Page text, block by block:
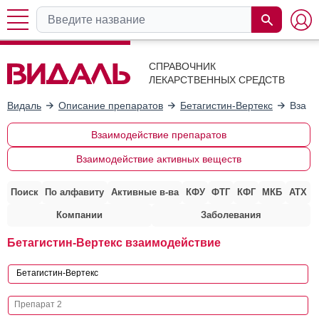
СПРАВОЧНИК
ЛЕКАРСТВЕННЫХ СРЕДСТВ
Видаль Описание препаратов Бетагистин-Вертекс
Взаимодействие препаратов
Взаимодействие активных веществ
Поиск По алфавиту Активные в-ва КФУ ФТГ КФГ МКБ АТХ
Компании Заболевания
Бетагистин-Вертекс взаимодействие